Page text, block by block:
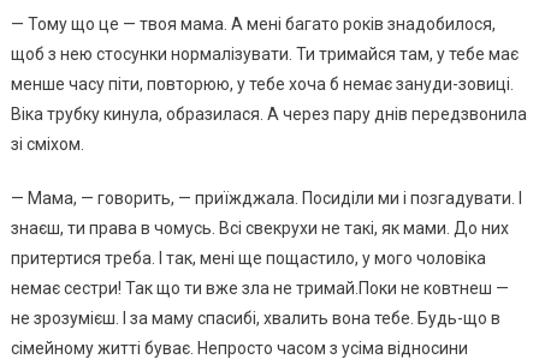
— Тому що це — твоя мама. А мені багато років знадобилося,
щоб з нею стосунки нормалізувати. Ти тримайся там, у тебе має
менше часу піти, повторюю, у тебе хоча б немає зануди-зовиці.
Віка трубку кинула, образилася. А через пару днів передзвонила
зі сміхом.
— Мама, — говорить, — приїжджала. Посиділи ми і позгадувати. І
знаєш, ти права в чомусь. Всі свекрухи не такі, як мами. До них
притертися треба. І так, мені ще пощастило, у мого чоловіка
немає сестри! Так що ти вже зла не тримай.Поки не ковтнеш —
не зрозумієш. І за маму спасибі, хвалить вона тебе. Будь-що в
сімейному житті буває. Непросто часом з усіма відносини